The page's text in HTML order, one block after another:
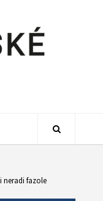
neradi fazole